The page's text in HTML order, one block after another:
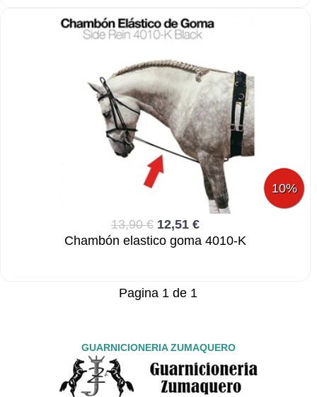
10%
13,90 € 12,51 €
Chambón elastico goma 4010-K
Pagina 1 de 1
GUARNICIONERIA ZUMAQUERO